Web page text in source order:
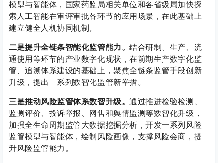
模型与智能体，国家药监局相关单位和各省级局加快探
索人工智能在审评审批各环节的应用场景，在此基础上
建立健全人机协同机制。
二是提升全链条智能化监管能力。结合研制、生产、流
通使用等环节的产业数字化现状，在前期生产数字化监
管、追溯体系建设的基础上，聚焦全链条监管手段创新
升级，提出一系列数智化监管新举措。
三是推动风险监管体系数智升级。通过推进检验检测、
监测评价、投诉举报、网售和舆情监测等数智化升级，
加强全生命周期监管大数据挖掘分析，开发一系列风险
监管模型与智能体，绘制风险画像，支撑风险会商，提
升风险监管能力。